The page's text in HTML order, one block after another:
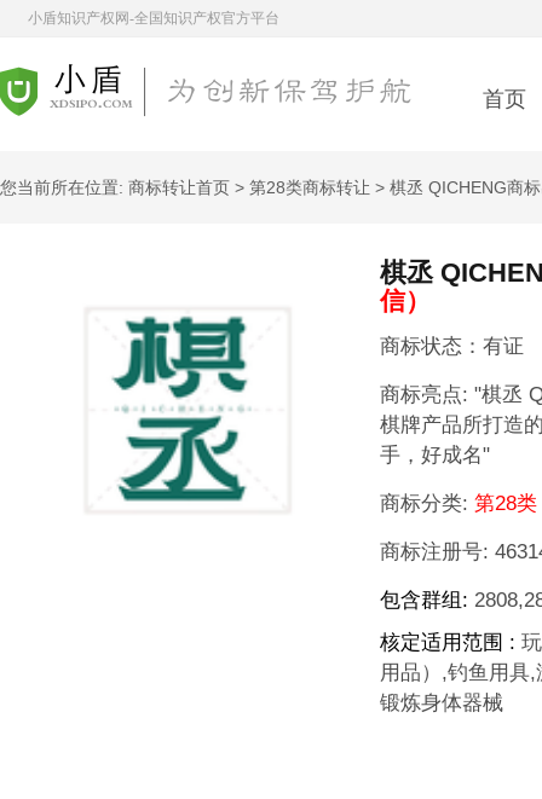
小盾知识产权网-全国知识产权官方平台
首页
您当前所在位置: 商标转让首页 > 第28类商标转让 > 棋丞 QICHENG商
棋丞
信）
商标状态：有证
商标亮点: "棋丞
棋牌产品所打造
手，好成名"
商标分类: 第28类
商标注册号:
包含群组:
核定适用范围 :
用品）,钓鱼用具
锻炼身体器械